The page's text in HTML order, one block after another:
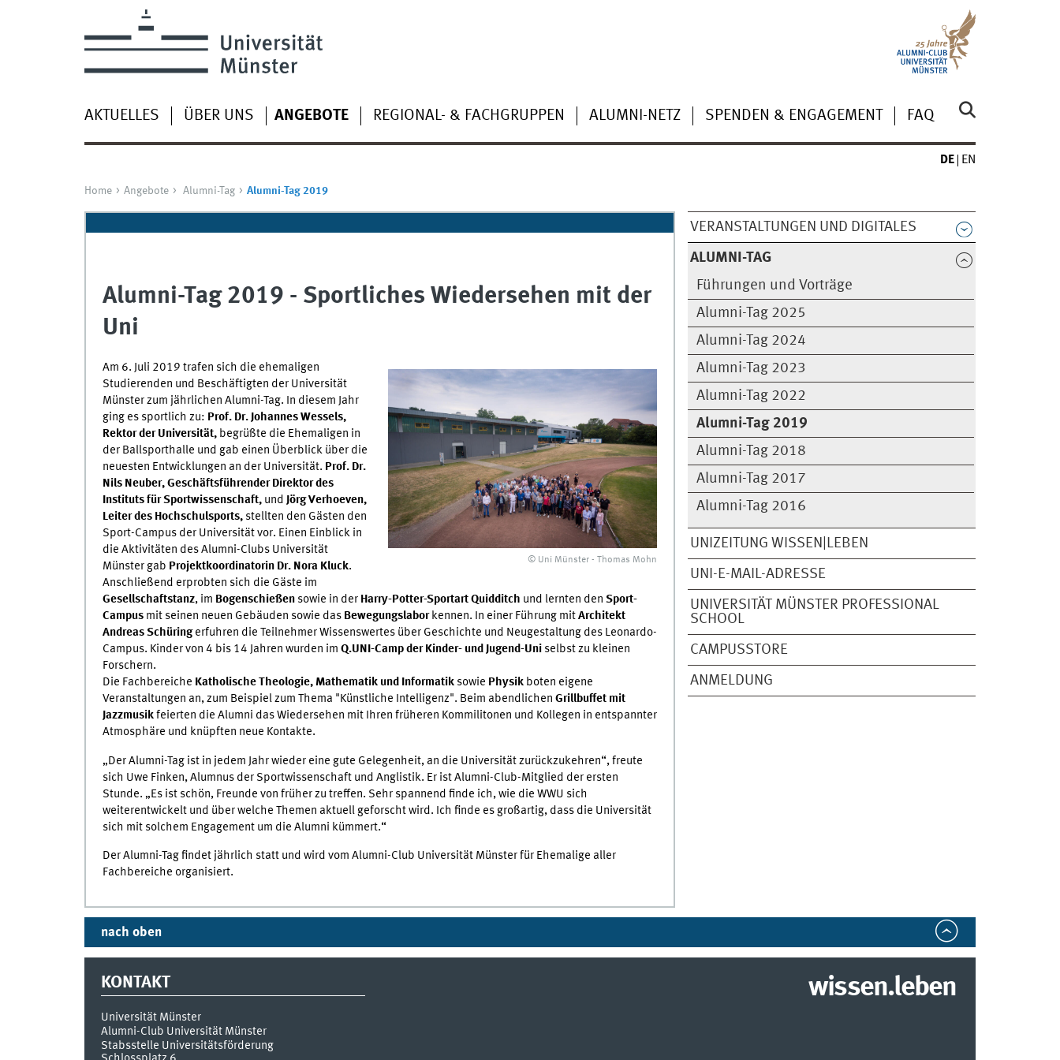
AKTUELLES ÜBER UNS ANGEBOTE REGIONAL- & FACHGRUPPEN ALUMNI-NETZ SPENDEN & ENGAGEMENT FAQ
DE EN
Home Angebote Alumni-Tag Alumni-Tag 2019
VERANSTALTUNGEN UND DIGITALES
ALUMNI-TAG
Führungen und Vorträge
Alumni-Tag 2025
Alumni-Tag 2024
Alumni-Tag 2023
Alumni-Tag 2022
Alumni-Tag 2019
Alumni-Tag 2018
Alumni-Tag 2017
Alumni-Tag 2016
UNIZEITUNG WISSEN|LEBEN
UNI-E-MAIL-ADRESSE
UNIVERSITÄT MÜNSTER PROFESSIONAL
SCHOOL
CAMPUSSTORE
ANMELDUNG
Alumni-Tag 2019 - Sportliches Wiedersehen mit der
Uni
© Uni Münster - Thomas Mohn
Am 6. Juli 2019 trafen sich die ehemaligen
Studierenden und Beschäftigten der Universität
Münster zum jährlichen Alumni-Tag. In diesem Jahr
ging es sportlich zu: Prof. Dr. Johannes Wessels,
Rektor der Universität,begrüßte die Ehemaligen in
der Ballsporthalle und gab einen Überblick über die
neuesten Entwicklungen an der Universität. Prof. Dr.
Nils Neuber, Geschäftsführender Direktor des
Instituts für Sportwissenschaft,und Jörg Verhoeven,
Leiter des Hochschulsports,stellten den Gästen den
Sport-Campus der Universität vor. Einen Einblick in
die Aktivitäten des Alumni-Clubs Universität
Münster gab Projektkoordinatorin Dr. Nora Kluck.
Anschließend erprobten sich die Gäste im
Gesellschaftstanz, im Bogenschießensowie in der Harry-Potter-Sportart Quidditch und lernten den Sport-
Campusmit seinen neuen Gebäuden sowie das Bewegungslaborkennen. In einer Führung mitArchitekt
Andreas Schüringerfuhren die Teilnehmer Wissenswertes über Geschichte und Neugestaltung des Leonardo-
Campus. Kinder von 4 bis 14 Jahren wurden im Q.UNI-Camp der Kinder- und Jugend-Uniselbst zu kleinen
Forschern.
Die Fachbereiche Katholische Theologie, Mathematik und Informatiksowie Physik boten eigene
Veranstaltungen an, zum Beispiel zum Thema "Künstliche Intelligenz". Beim abendlichen Grillbuffet mit
Jazzmusikfeierten die Alumni das Wiedersehen mit Ihren früheren Kommilitonen und Kollegen in entspannter
Atmosphäre und knüpften neue Kontakte.
„Der Alumni-Tag ist in jedem Jahr wieder eine gute Gelegenheit, an die Universität zurückzukehren“, freute
sich Uwe Finken, Alumnus der Sportwissenschaft und Anglistik. Er ist Alumni-Club-Mitglied der ersten
Stunde. „Es ist schön, Freunde von früher zu treffen. Sehr spannend finde ich, wie die WWU sich
weiterentwickelt und über welche Themen aktuell geforscht wird. Ich finde es großartig, dass die Universität
sich mit solchem Engagement um die Alumni kümmert.“
Der Alumni-Tag findet jährlich statt und wird vom Alumni-Club Universität Münster für Ehemalige aller
Fachbereiche organisiert.
nach oben
KONTAKT
Universität Münster
Alumni-Club Universität Münster
Stabsstelle Universitätsförderung
wissen.leben